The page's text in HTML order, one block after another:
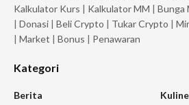
Kalkulator Kurs | Kalkulator MM | Bunga
| Donasi | Beli Crypto | Tukar Crypto |
| Market | Bonus | Penawaran
Kategori
Berita